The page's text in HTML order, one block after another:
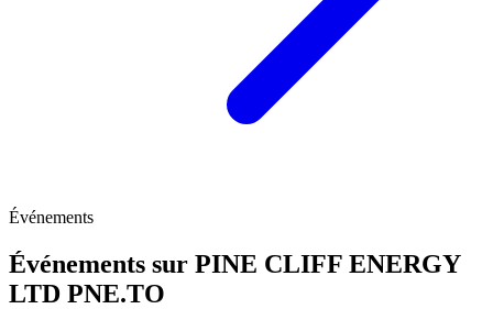
Événements
Événements sur PINE CLIFF ENERGY
LTD PNE.TO